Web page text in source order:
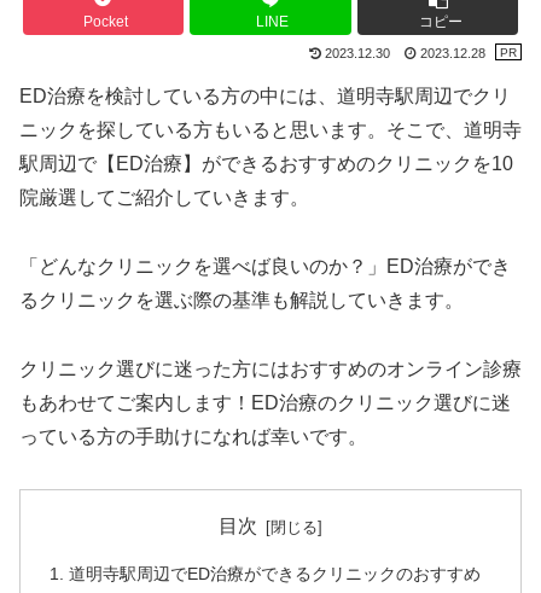
Pocket LINE コピー
2023.12.30 2023.12.28
ED治療を検討している方の中には、道明寺駅周辺でクリ
ニックを探している方もいると思います。そこで、道明寺
駅周辺で【ED治療】ができるおすすめのクリニックを10
院厳選してご紹介していきます。
「どんなクリニックを選べば良いのか？」ED治療ができ
るクリニックを選ぶ際の基準も解説していきます。
クリニック選びに迷った方にはおすすめのオンライン診療
もあわせてご案内します！ED治療のクリニック選びに迷
っている方の手助けになれば幸いです。
目次
道明寺駅周辺でED治療ができるクリニックのおすすめ